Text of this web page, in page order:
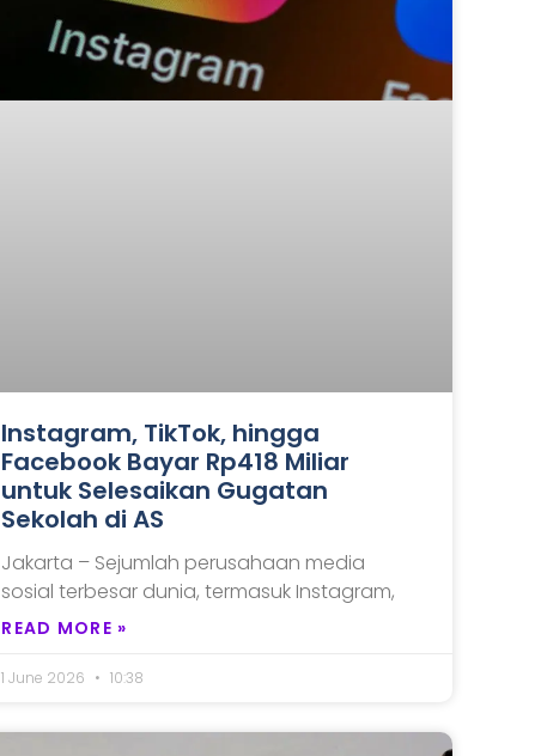
Instagram, TikTok, hingga
Facebook Bayar Rp418 Miliar
untuk Selesaikan Gugatan
Sekolah di AS
Jakarta – Sejumlah perusahaan media
sosial terbesar dunia, termasuk Instagram,
READ MORE »
1 June 2026 10:38